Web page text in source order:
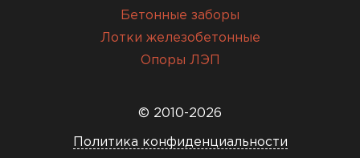
Бетонные заборы
Лотки железобетонные
Опоры ЛЭП
© 2010-2026
Политика конфиденциальности